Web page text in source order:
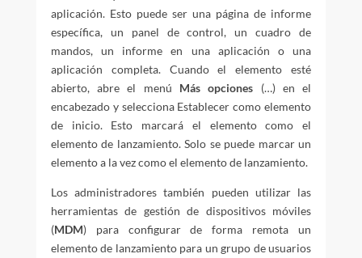
aplicación. Esto puede ser una página de informe
específica, un panel de control, un cuadro de
mandos, un informe en una aplicación o una
aplicación completa. Cuando el elemento esté
abierto, abre el menú Más opciones (…) en el
encabezado y selecciona Establecer como elemento
de inicio. Esto marcará el elemento como el
elemento de lanzamiento. Solo se puede marcar un
elemento a la vez como el elemento de lanzamiento.
Los administradores también pueden utilizar las
herramientas de gestión de dispositivos móviles
(MDM) para configurar de forma remota un
elemento de lanzamiento para un grupo de usuarios